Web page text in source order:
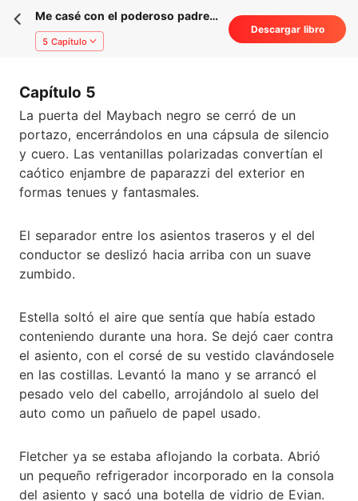
Me casé con el poderoso padre
de mi novio fugitivo
5 Capítulo
Descargar libro
Capítulo 5
La puerta del Maybach negro se cerró de un
portazo, encerrándolos en una cápsula de silencio
y cuero. Las ventanillas polarizadas convertían el
caótico enjambre de paparazzi del exterior en
formas tenues y fantasmales.
El separador entre los asientos traseros y el del
conductor se deslizó hacia arriba con un suave
zumbido.
Estella soltó el aire que sentía que había estado
conteniendo durante una hora. Se dejó caer contra
el asiento, con el corsé de su vestido clavándosele
en las costillas. Levantó la mano y se arrancó el
pesado velo del cabello, arrojándolo al suelo del
auto como un pañuelo de papel usado.
Fletcher ya se estaba aflojando la corbata. Abrió
un pequeño refrigerador incorporado en la consola
del asiento y sacó una botella de vidrio de Evian.